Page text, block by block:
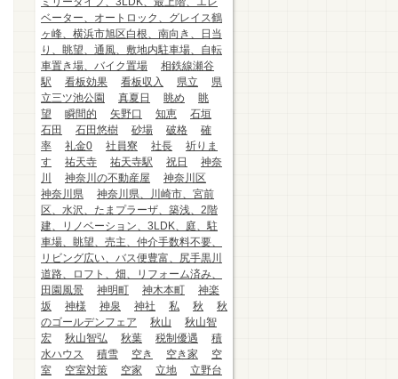
ベーター、オートロック、グレイス鶴
ヶ峰、横浜市旭区白根、南向き、日当
り、眺望、通風、敷地内駐車場、自転
車置き場、バイク置場
相鉄線瀬谷
駅
看板効果 看板収入 県立
県
立三ツ池公園
真夏日 眺め
眺
望
瞬間的 矢野口 知恵
石垣
石田
石田悠樹 砂場 破格
確
率
礼金0 社員寮 社長
祈りま
す
祐天寺 祐天寺駅 祝日
神奈
川
神奈川の不動産屋
神奈川区
神奈川県
神奈川県、川崎市、宮前
区、水沢、たまプラーザ、築浅、2階
建、リノベーション、3LDK、庭、駐
車場、眺望、売主、仲介手数料不要、
リビング広い、バス便豊富、尻手黒川
道路、ロフト、畑、リフォーム済み、
田園風景
神明町 神木本町
神楽
坂
神様 神泉 神社 私 秋
秋
のゴールデンフェア
秋山
秋山智
宏
秋山智弘 秋葉 税制優遇
積
水ハウス
積雪 空き 空き家
空
室
空室対策 空家 立地
立野台